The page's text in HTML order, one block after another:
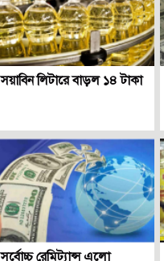
সয়াবিন লিটারে বাড়ল ১৪ টাকা
সর্বোচ্চ রেমিট্যান্স এলো